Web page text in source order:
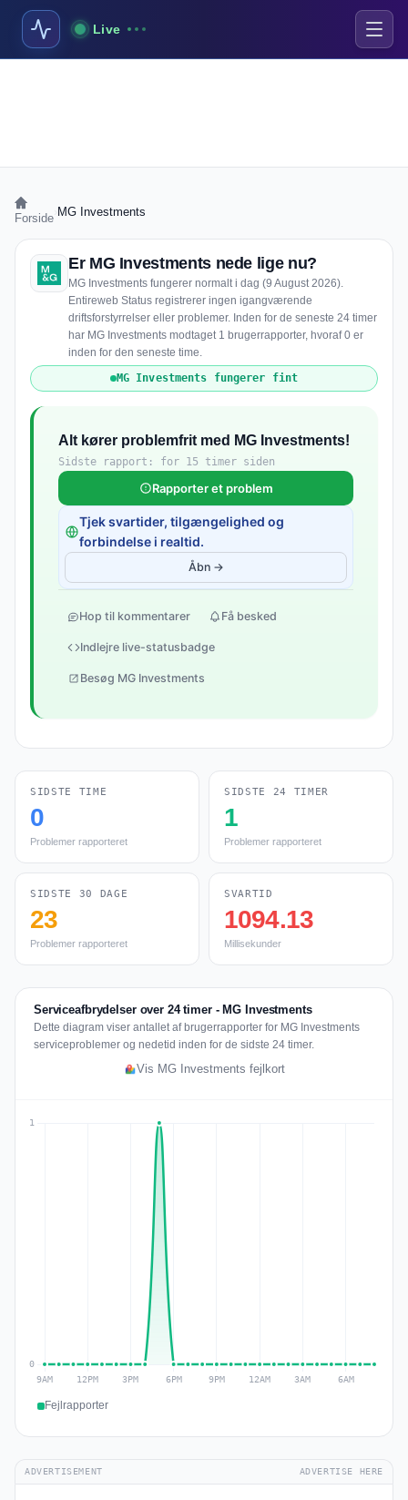
Live
Forside MG Investments
Er MG Investments nede lige nu?
MG Investments fungerer normalt i dag (9 August 2026).
Entireweb Status registrerer ingen igangværende
driftsforstyrrelser eller problemer. Inden for de seneste 24 timer
har MG Investments modtaget 1 brugerrapporter, hvoraf 0 er
inden for den seneste time.
MG Investments fungerer fint
Alt kører problemfrit med MG Investments!
Sidste rapport: for 15 timer siden
Rapporter et problem
Tjek svartider, tilgængelighed og
forbindelse i realtid.
Åbn →
Hop til kommentarer Få besked
Indlejre live-statusbadge
Besøg MG Investments
SIDSTE TIME
0
Problemer rapporteret
SIDSTE 24 TIMER
1
Problemer rapporteret
SIDSTE 30 DAGE
23
Problemer rapporteret
SVARTID
1094.13
Millisekunder
Serviceafbrydelser over 24 timer - MG Investments
Dette diagram viser antallet af brugerrapporter for MG Investments
serviceproblemer og nedetid inden for de sidste 24 timer.
Vis MG Investments fejlkort
Fejlrapporter
ADVERTISEMENT ADVERTISE HERE